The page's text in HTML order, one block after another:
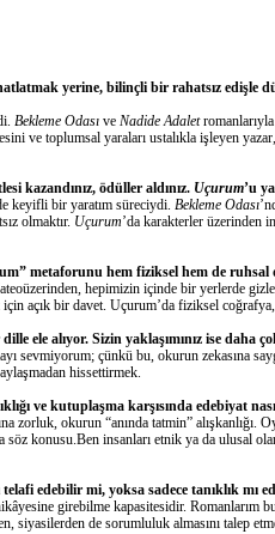
yerine, bilinçli bir rahatsız edişle
Bekleme Odası ve Nadide Adalet
ve toplumsal yaraları ustalıkla işleyen yazar,
kazandınız, ödüller aldınız. Uçurum’u
keyifli bir yaratım süreciydi. Bekleme Odası
olmaktır. Uçurum’da karakterler üzerinden
metaforunu hem fiziksel hem de ruhsal
üzerinden, hepimizin içinde bir yerlerde
için açık bir davet. Uçurum’da fiziksel
ele alıyor. Sizin yaklaşımınız ise
sevmiyorum; çünkü bu, okurun zekasına
hissettirmek.
ve kutuplaşma karşısında edebiyat
zorluk, okurun “anında tatmin” alışkanlığı.
söz konusu.Ben insanları etnik ya da ulusal
edebilir mi, yoksa sadece tanıklık mı
girebilme kapasitesidir. Romanlarım
siyasilerden de sorumluluk almasını talep